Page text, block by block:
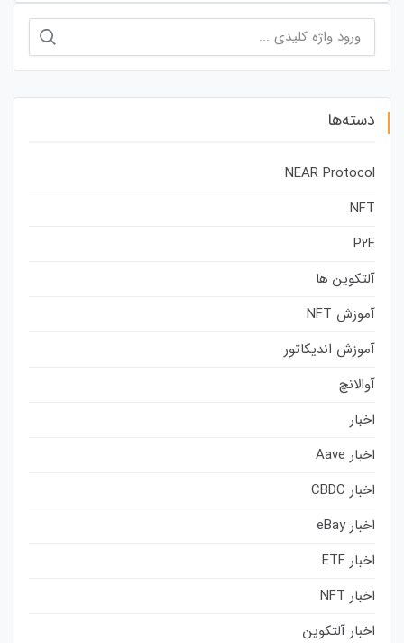
برای:
دسته‌ها
NEAR Protocol
NFT
P2E
آلتکوین ها
آموزش NFT
آموزش اندیکاتور
آوالانچ
اخبار
اخبار Aave
اخبار CBDC
اخبار eBay
اخبار ETF
اخبار NFT
اخبار آلتکوین